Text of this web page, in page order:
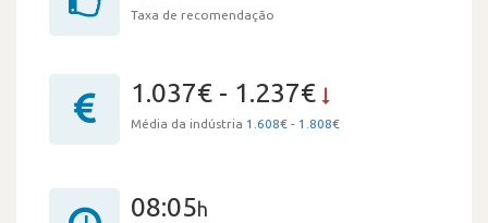
Taxa de recomendação
1.037€ - 1.237€
Média da indústria 1.608€ - 1.808€
08:05h